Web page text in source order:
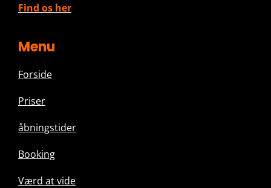
Find os her
Menu
Forside
Priser
åbningstider
Booking
Værd at vide